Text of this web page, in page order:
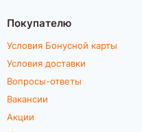
Покупателю
Условия Бонусной карты
Условия доставки
Вопросы-ответы
Вакансии
Акции